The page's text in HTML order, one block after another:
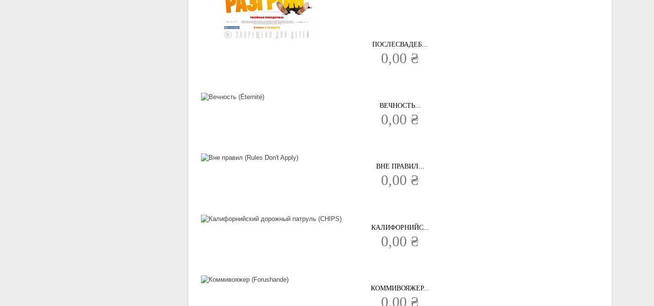
ПОСЛЕСВАДЕБ...
0,00 ₴
ВЕЧНОСТЬ...
0,00 ₴
ВНЕ ПРАВИЛ...
0,00 ₴
КАЛИФОРНИЙС...
0,00 ₴
КОММИВОЯЖЕР...
0,00 ₴